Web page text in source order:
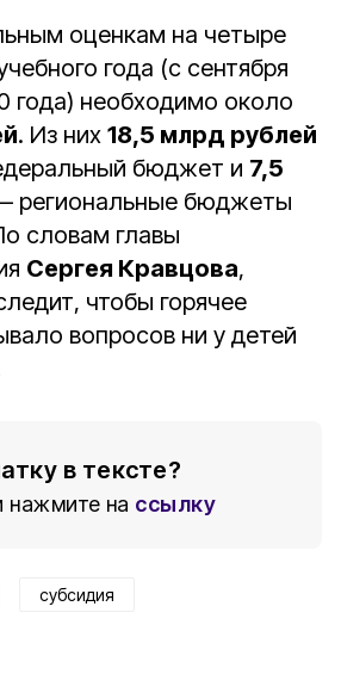
оценкам на четыре
года (с сентября
года) необходимо около
. Из них 18,5 млрд рублей
бюджет и 7,5
региональные бюджеты
словам главы
Сергея Кравцова,
чтобы горячее
вопросов ни у детей
в тексте?
нажмите на ссылку
субсидия